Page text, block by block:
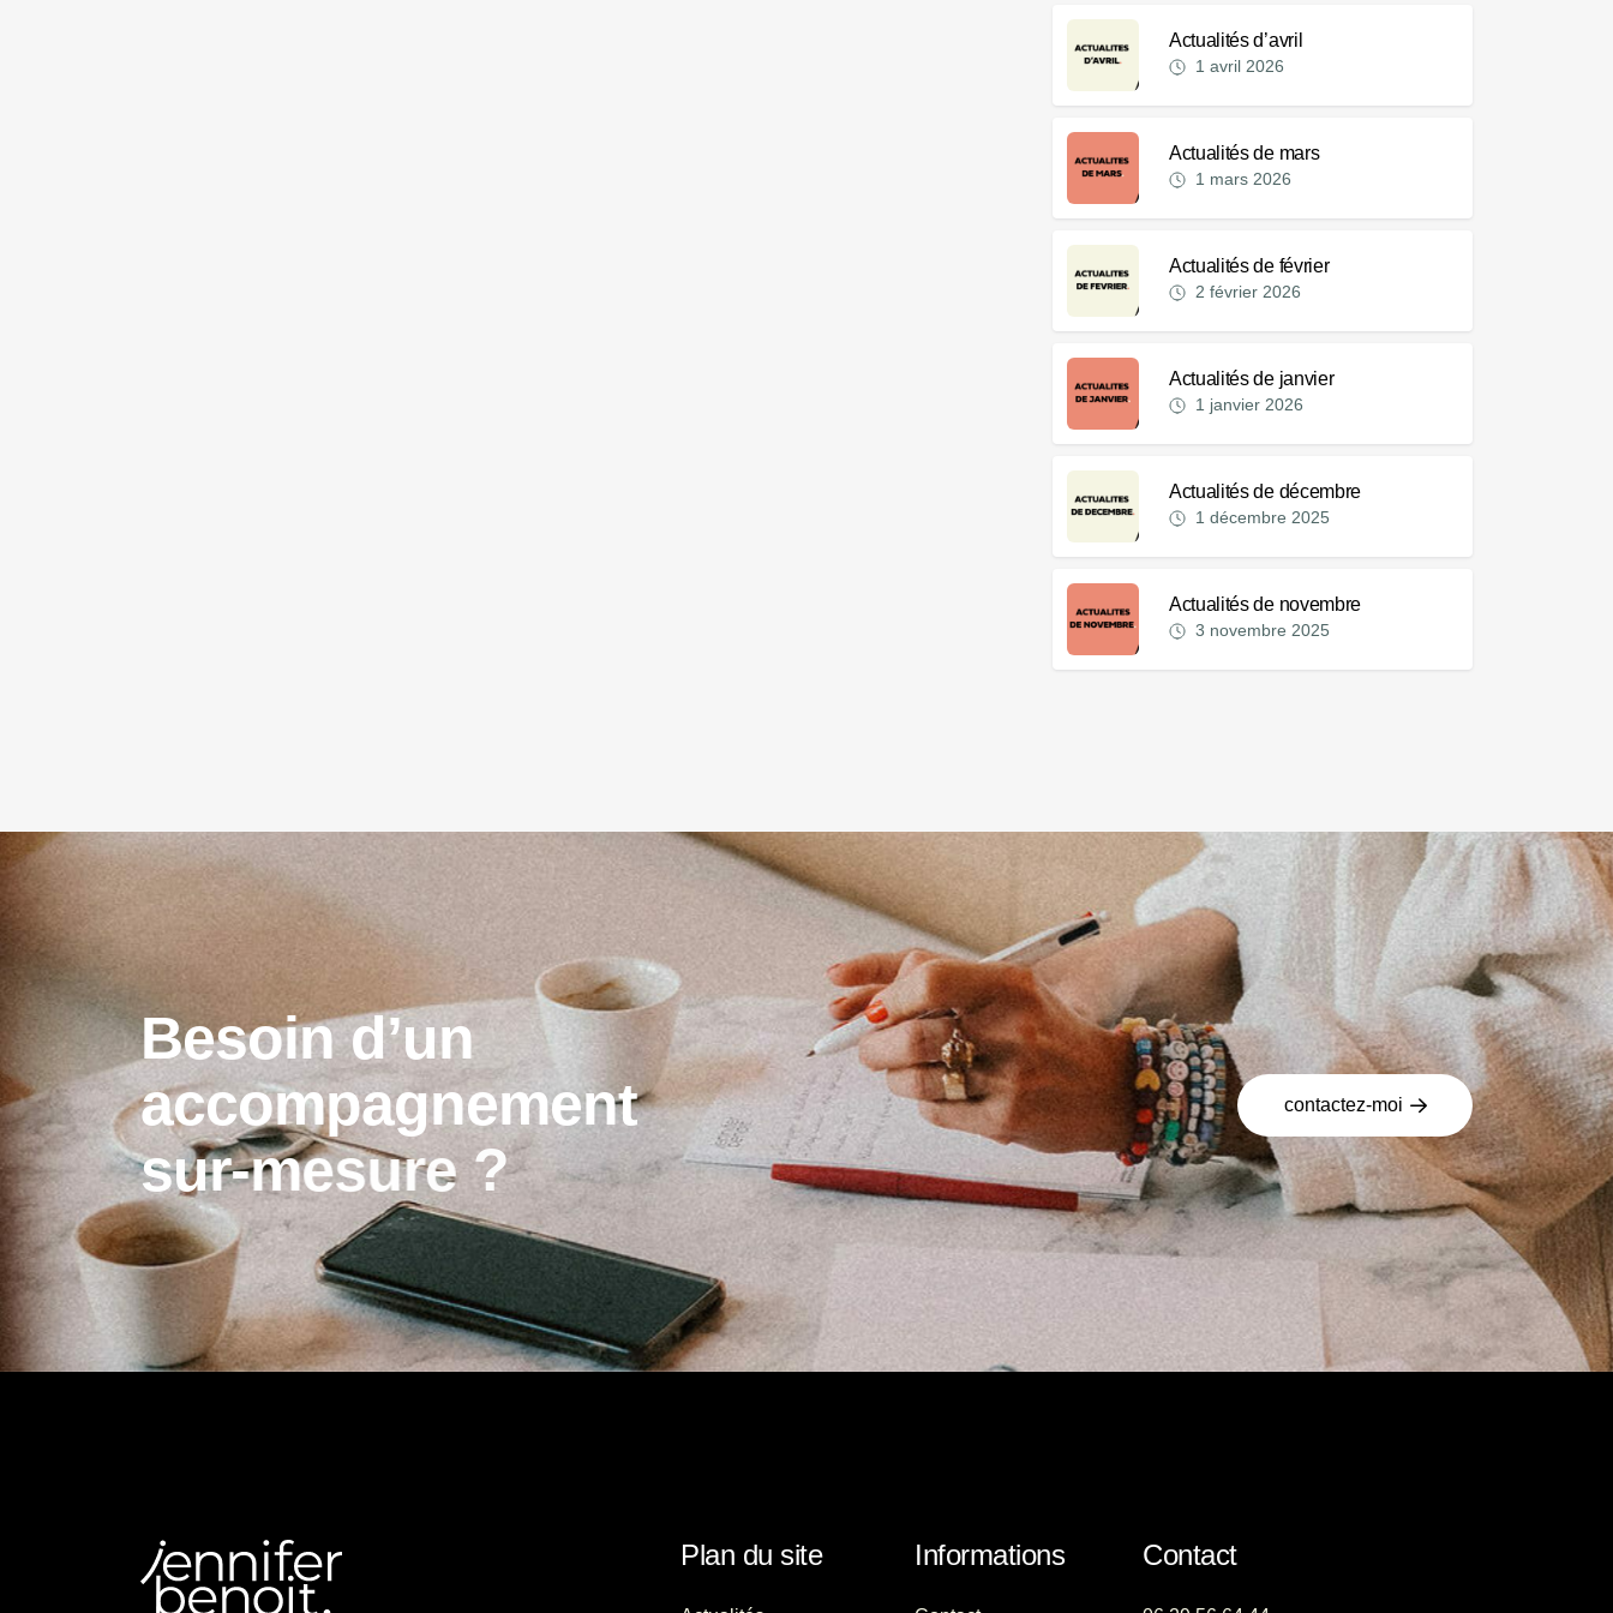
Actualités d’avril
1 avril 2026
Actualités de mars
1 mars 2026
Actualités de février
2 février 2026
Actualités de janvier
1 janvier 2026
Actualités de décembre
1 décembre 2025
Actualités de novembre
3 novembre 2025
Besoin d’un
accompagnement
sur-mesure ?
contactez-moi
Plan du site Informations Contact